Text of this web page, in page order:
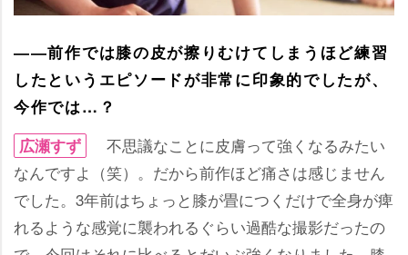
――前作では膝の皮が擦りむけてしまうほど練習
したというエピソードが非常に印象的でしたが、
今作では…？
広瀬すず
不思議なことに皮膚って強くなるみたい
なんですよ（笑）。だから前作ほど痛さは感じません
でした。3年前はちょっと膝が畳につくだけで全身が痺
れるような感覚に襲われるぐらい過酷な撮影だったの